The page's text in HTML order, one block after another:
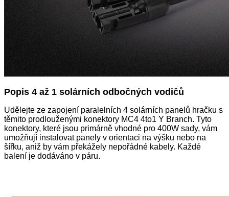
Popis 4 až 1 solárních odbočných vodičů
Udělejte ze zapojení paralelních 4 solárních panelů hračku s
těmito prodlouženými konektory MC4 4to1 Y Branch. Tyto
konektory, které jsou primárně vhodné pro 400W sady, vám
umožňují instalovat panely v orientaci na výšku nebo na
šířku, aniž by vám překážely nepořádné kabely. Každé
balení je dodáváno v páru.